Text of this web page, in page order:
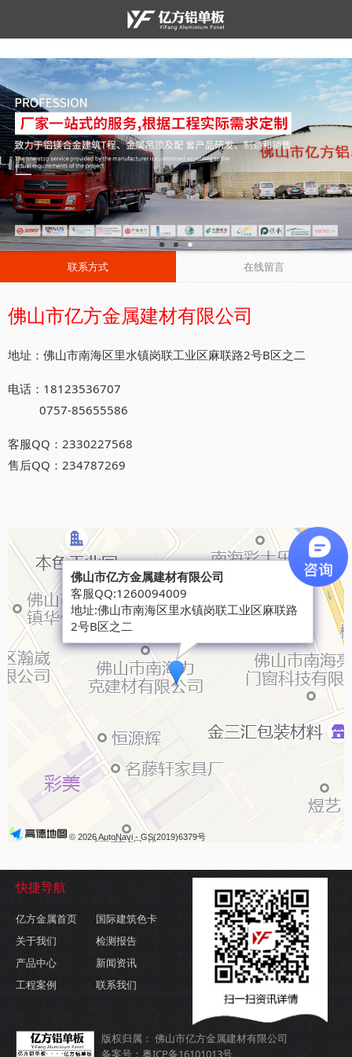
联系方式 在线留言
佛山市亿方金属建材有限公司
地址：佛山市南海区里水镇岗联工业区麻联路2号B区之二
电话：18123536707
0757-85655586
客服QQ：2330227568
售后QQ：234787269
佛山市亿方金属建材有限公司
客服QQ:1260094009
地址:佛山市南海区里水镇岗联工业区麻联路
2号B区之二
×
© 2026 AutoNavi - GS(2019)6379号
快捷导航
亿方金属首页
关于我们
产品中心
工程案例
国际建筑色卡
检测报告
新闻资讯
联系我们
版权归属： 佛山市亿方金属建材有限公司